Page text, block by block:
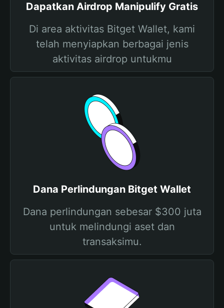
Dapatkan Airdrop Manipulify Gratis
Di area aktivitas Bitget Wallet, kami
telah menyiapkan berbagai jenis
aktivitas airdrop untukmu
Dana Perlindungan Bitget Wallet
Dana perlindungan sebesar $300 juta
untuk melindungi aset dan
transaksimu.